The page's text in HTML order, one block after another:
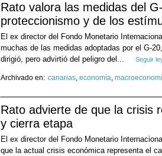
Rato valora las medidas del
proteccionismo y de los
El ex director del Fondo Monetario
muchas de las medidas adoptadas por el G-
dirigió, pero advirtió del peligro del...
Seguir
Archivado en: canarias, economía,
Rato advierte de que la crisis
y cierra etapa
El ex director del Fondo Monetario
que la actual crisis económica representa el